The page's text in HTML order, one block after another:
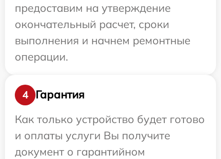
предоставим на утверждение
окончательный расчет, сроки
выполнения и начнем ремонтные
операции.
4
Гарантия
Как только устройство будет готово
и оплаты услуги Вы получите
документ о гарантийном